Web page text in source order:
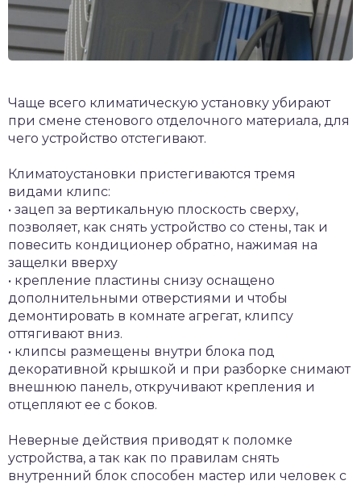
Чаще всего климатическую установку убирают
при смене стенового отделочного материала, для
чего устройство отстегивают.
Климатоустановки пристегиваются тремя
видами клипс:
• зацеп за вертикальную плоскость сверху,
позволяет, как снять устройство со стены, так и
повесить кондиционер обратно, нажимая на
защелки вверху
• крепление пластины снизу оснащено
дополнительными отверстиями и чтобы
демонтировать в комнате агрегат, клипсу
оттягивают вниз.
• клипсы размещены внутри блока под
декоративной крышкой и при разборке снимают
внешнюю панель, откручивают крепления и
отцепляют ее с боков.
Неверные действия приводят к поломке
устройства, а так как по правилам снять
внутренний блок способен мастер или человек с